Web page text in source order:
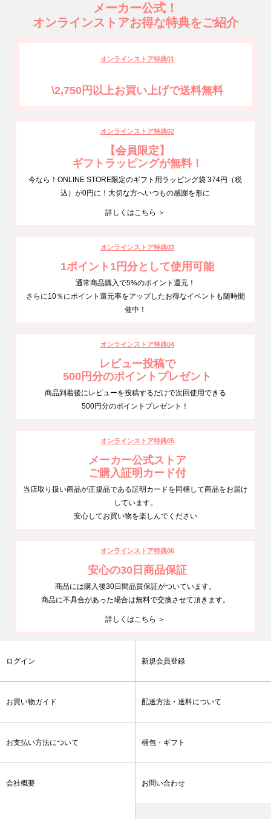
メーカー公式！
オンラインストアお得な特典をご紹介
オンラインストア特典01
\2,750円以上お買い上げで送料無料
オンラインストア特典02
【会員限定】
ギフトラッピングが無料！
今なら！ONLINE STORE限定のギフト用ラッピング袋 374円（税
込）が0円に！大切な方へいつもの感謝を形に
詳しくはこちら ＞
オンラインストア特典03
1ポイント1円分として使用可能
通常商品購入で5%のポイント還元！
さらに10％にポイント還元率をアップしたお得なイベントも随時開
催中！
オンラインストア特典04
レビュー投稿で
500円分のポイントプレゼント
商品到着後にレビューを投稿するだけで次回使用できる
500円分のポイントプレゼント！
オンラインストア特典05
メーカー公式ストア
ご購入証明カード付
当店取り扱い商品が正規品である証明カードを同梱して商品をお届け
しています。
安心してお買い物を楽しんでください
オンラインストア特典06
安心の30日商品保証
商品には購入後30日間品質保証がついています。
商品に不具合があった場合は無料で交換させて頂きます。
詳しくはこちら ＞
ログイン 新規会員登録
お買い物ガイド 配送方法・送料について
お支払い方法について 梱包・ギフト
会社概要 お問い合わせ